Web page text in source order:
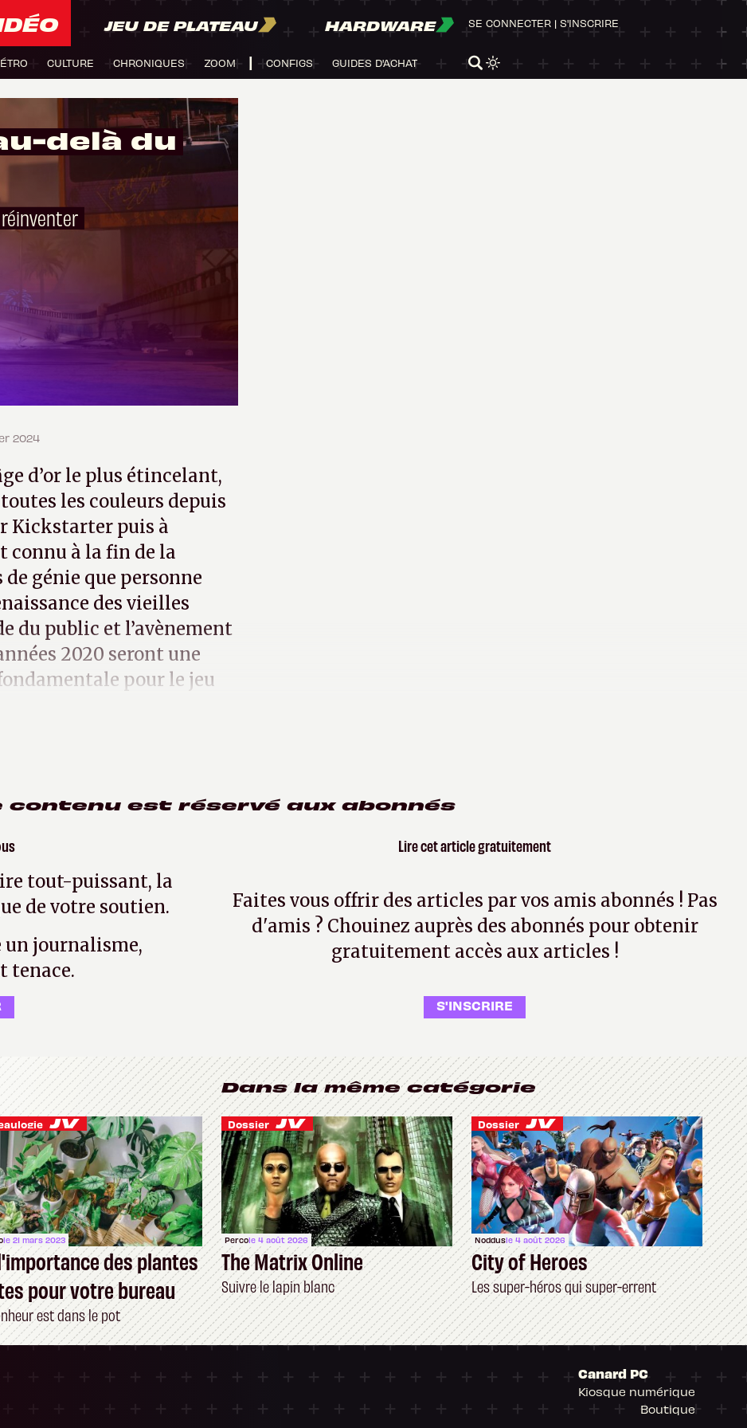
JEU DE PLATEAU HARDWARE
CULTURE CHRONIQUES ZOOM CONFIGS GUIDES D'ACHAT
SE CONNECTER | S'INSCRIRE
delà du
2024
d’or le plus étincelant,
les couleurs depuis
Kickstarter puis à
connu à la fin de la
génie que personne
des vieilles
du public et l’avènement
2020 seront une
pour le jeu
contenu est réservé aux abonnés
tout-puissant, la
de votre soutien.
un journalisme,
tenace.
Lire cet article gratuitement
Faites vous offrir des articles par vos amis abonnés ! Pas
d'amis ? Chouinez auprès des abonnés pour obtenir
gratuitement accès aux articles !
S'INSCRIRE
le 21 mars 2023
des plantes
pour votre bureau
est dans le pot
Dans la même catégorie
Dossier
Percole 4 août 2026
The Matrix Online
Suivre le lapin blanc
Dossier
Noddusle 4 août 2026
City of Heroes
Les super-héros qui super-errent
Canard PC
Kiosque numérique
Boutique